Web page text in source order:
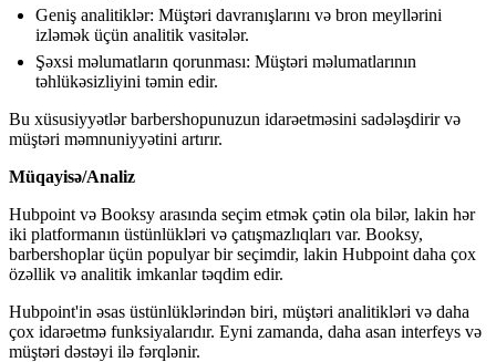
Geniş analitiklər: Müştəri davranışlarını və bron meyllərini
izləmək üçün analitik vasitələr.
Şəxsi məlumatların qorunması: Müştəri məlumatlarının
təhlükəsizliyini təmin edir.
Bu xüsusiyyətlər barbershopunuzun idarəetməsini sadələşdirir və
müştəri məmnuniyyətini artırır.
Müqayisə/Analiz
Hubpoint və Booksy arasında seçim etmək çətin ola bilər, lakin hər
iki platformanın üstünlükləri və çatışmazlıqları var. Booksy,
barbershoplar üçün populyar bir seçimdir, lakin Hubpoint daha çox
özəllik və analitik imkanlar təqdim edir.
Hubpoint'in əsas üstünlüklərindən biri, müştəri analitikləri və daha
çox idarəetmə funksiyalarıdır. Eyni zamanda, daha asan interfeys və
müştəri dəstəyi ilə fərqlənir.